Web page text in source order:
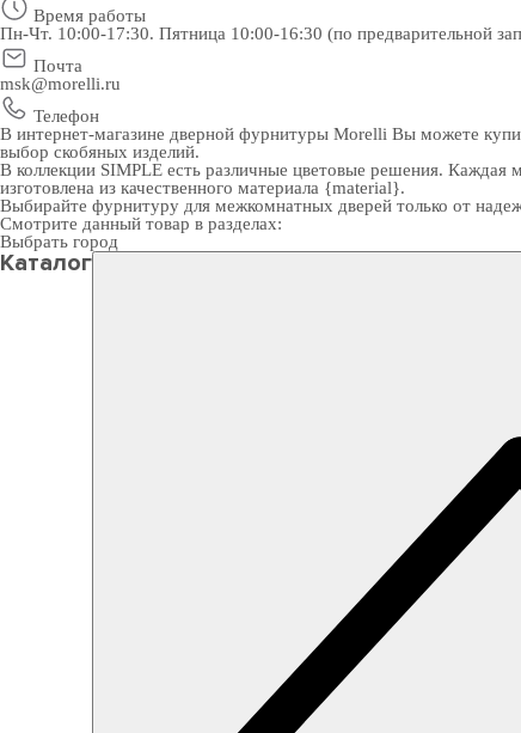
Время работы
Пн-Чт. 10:00-17:30. Пятница 10:00-16:30 (по предварительной
Почта
msk@morelli.ru
Телефон
В интернет-магазине дверной фурнитуры Morelli Вы можете
выбор скобяных изделий.
В коллекции SIMPLE есть различные цветовые решения. Каждая
изготовлена из качественного материала {material}.
Выбирайте фурнитуру для межкомнатных дверей только от
Смотрите данный товар в разделах:
Выбрать город
Каталог